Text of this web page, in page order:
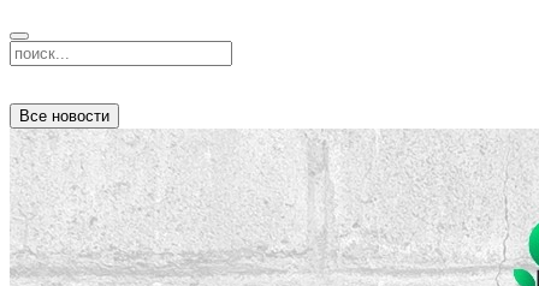
Все новости